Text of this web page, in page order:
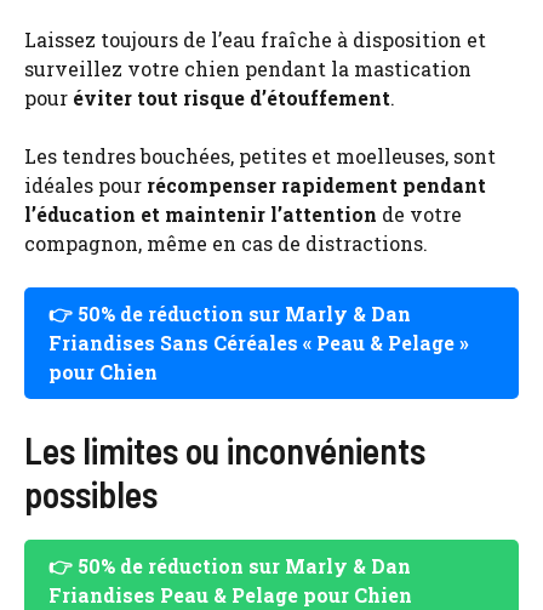
Laissez toujours de l’eau fraîche à disposition et
surveillez votre chien pendant la mastication
pour éviter tout risque d’étouffement.
Les tendres bouchées, petites et moelleuses, sont
idéales pour récompenser rapidement pendant
l’éducation et maintenir l’attention de votre
compagnon, même en cas de distractions.
👉 50% de réduction sur Marly & Dan
Friandises Sans Céréales « Peau & Pelage »
pour Chien
Les limites ou inconvénients
possibles
👉 50% de réduction sur Marly & Dan
Friandises Peau & Pelage pour Chien